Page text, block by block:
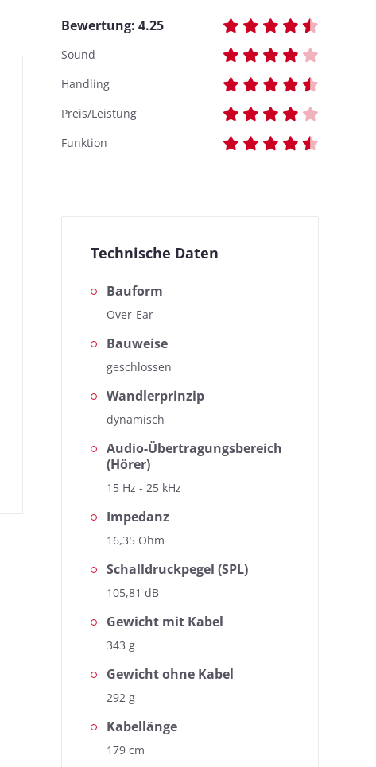
Bewertung: 4.25
Sound
Handling
Preis/Leistung
Funktion
Technische Daten
Bauform
Over-Ear
Bauweise
geschlossen
Wandlerprinzip
dynamisch
Audio-Übertragungsbereich
(Hörer)
15 Hz - 25 kHz
Impedanz
16,35 Ohm
Schalldruckpegel (SPL)
105,81 dB
Gewicht mit Kabel
343 g
Gewicht ohne Kabel
292 g
Kabellänge
179 cm